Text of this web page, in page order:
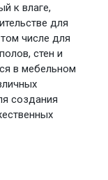
к влаге,
для
числе для
стен и
в мебельном
создания